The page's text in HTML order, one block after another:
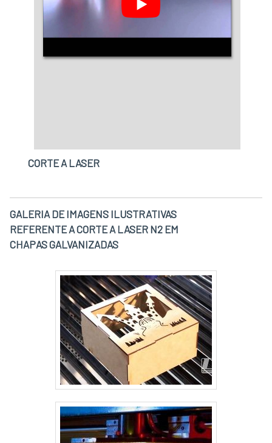
CORTE A LASER
GALERIA DE IMAGENS ILUSTRATIVAS
REFERENTE A CORTE A LASER N2 EM
CHAPAS GALVANIZADAS